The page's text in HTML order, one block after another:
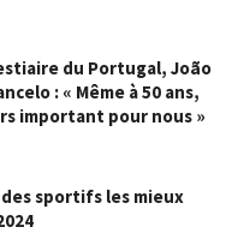
du Portugal, João
: « Même à 50 ans,
important pour nous »
sportifs les mieux